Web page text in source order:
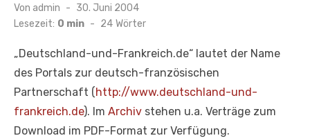
Von admin
Veröffentlicht
am
30. Juni 2004
Lesezeit: 0 min - 24 Wörter
„Deutschland-und-Frankreich.de“ lautet der Name
des Portals zur deutsch-französischen
Partnerschaft (http://www.deutschland-und-
frankreich.de). Im Archiv stehen u.a. Verträge zum
Download im PDF-Format zur Verfügung.